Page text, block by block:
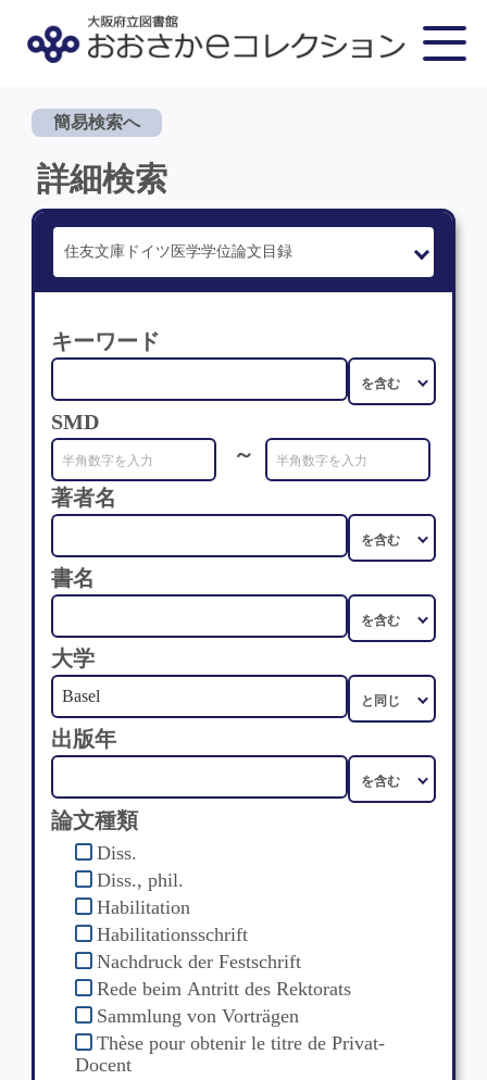
簡易検索へ
詳細検索
キーワード
SMD
～
著者名
書名
大学
出版年
論文種類
Diss.
Diss., phil.
Habilitation
Habilitationsschrift
Nachdruck der Festschrift
Rede beim Antritt des Rektorats
Sammlung von Vorträgen
Thèse pour obtenir le titre de Privat-
Docent